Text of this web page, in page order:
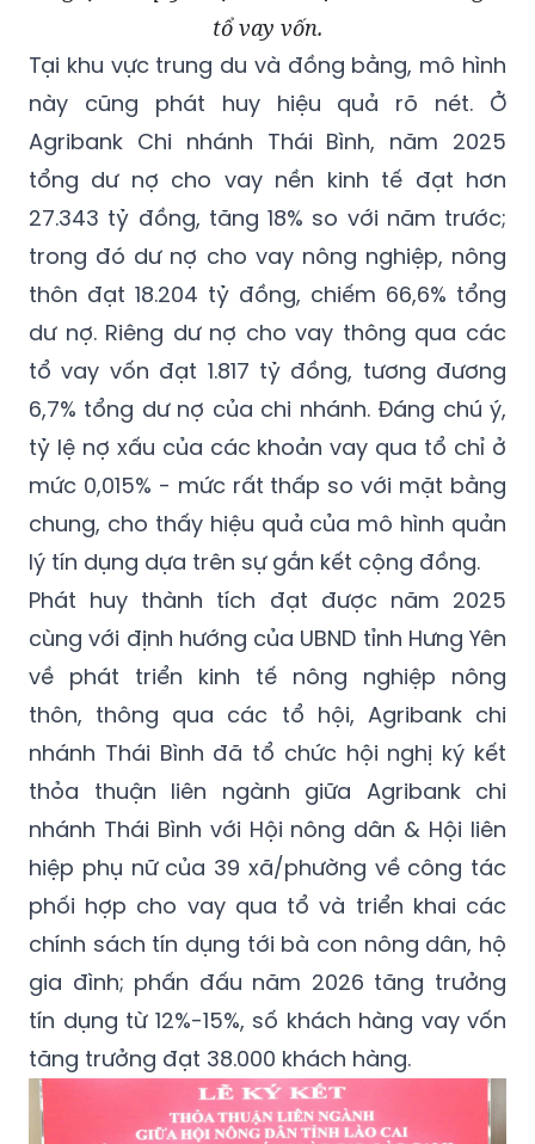
tổ vay vốn.
Tại khu vực trung du và đồng bằng, mô hình
này cũng phát huy hiệu quả rõ nét. Ở
Agribank Chi nhánh Thái Bình, năm 2025
tổng dư nợ cho vay nền kinh tế đạt hơn
27.343 tỷ đồng, tăng 18% so với năm trước;
trong đó dư nợ cho vay nông nghiệp, nông
thôn đạt 18.204 tỷ đồng, chiếm 66,6% tổng
dư nợ. Riêng dư nợ cho vay thông qua các
tổ vay vốn đạt 1.817 tỷ đồng, tương đương
6,7% tổng dư nợ của chi nhánh. Đáng chú ý,
tỷ lệ nợ xấu của các khoản vay qua tổ chỉ ở
mức 0,015% - mức rất thấp so với mặt bằng
chung, cho thấy hiệu quả của mô hình quản
lý tín dụng dựa trên sự gắn kết cộng đồng.
Phát huy thành tích đạt được năm 2025
cùng với định hướng của UBND tỉnh Hưng Yên
về phát triển kinh tế nông nghiệp nông
thôn, thông qua các tổ hội, Agribank chi
nhánh Thái Bình đã tổ chức hội nghị ký kết
thỏa thuận liên ngành giữa Agribank chi
nhánh Thái Bình với Hội nông dân & Hội liên
hiệp phụ nữ của 39 xã/phường về công tác
phối hợp cho vay qua tổ và triển khai các
chính sách tín dụng tới bà con nông dân, hộ
gia đình; phấn đấu năm 2026 tăng trưởng
tín dụng từ 12%-15%, số khách hàng vay vốn
tăng trưởng đạt 38.000 khách hàng.